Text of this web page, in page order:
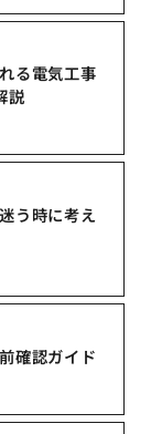
る電気工事
説
う時に考え
確認ガイド